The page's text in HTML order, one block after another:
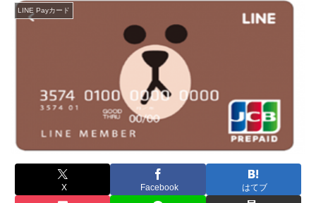
LINE Payカード
X Facebook はてブ